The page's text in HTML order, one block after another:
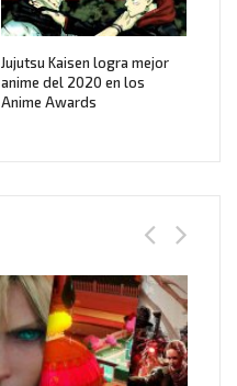
Jujutsu Kaisen logra mejor
anime del 2020 en los
Anime Awards